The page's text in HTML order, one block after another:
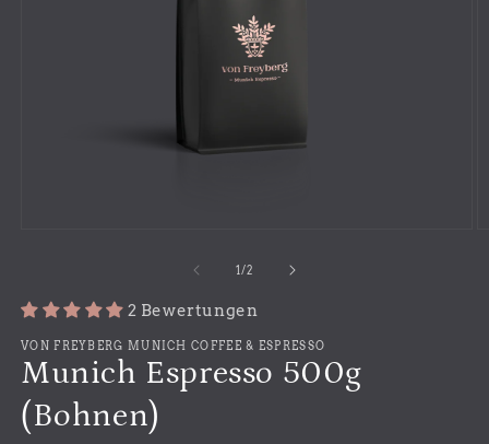
öffnen
1/von
2
2 Bewertungen
VON FREYBERG MUNICH COFFEE & ESPRESSO
Munich Espresso 500g
(Bohnen)